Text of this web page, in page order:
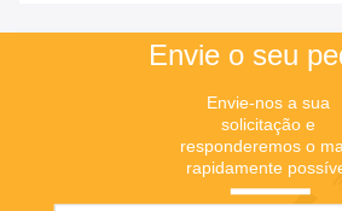
Envie o seu
Envie-nos a sua
solicitação e
responderemos o
rapidamente